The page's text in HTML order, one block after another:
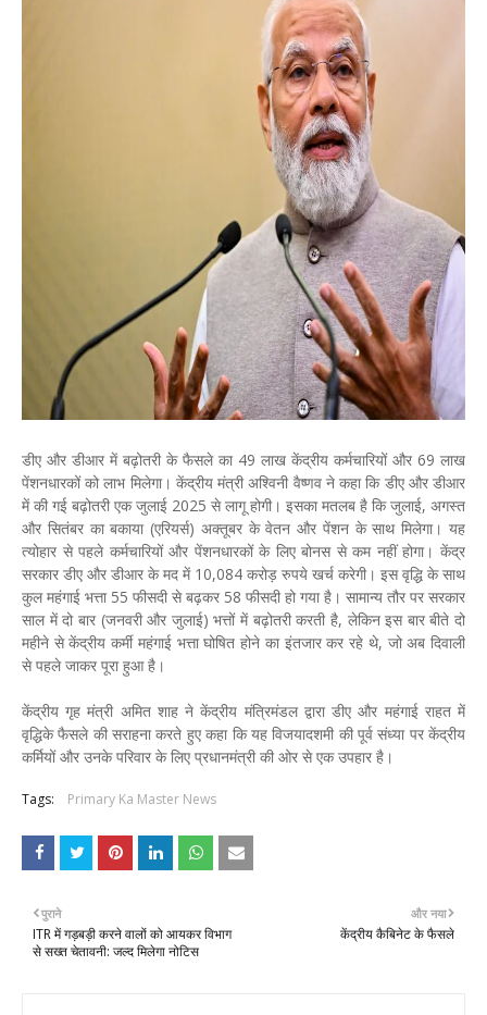
डीए और डीआर में बढ़ोतरी के फैसले का 49 लाख केंद्रीय कर्मचारियों और 69 लाख
पेंशनधारकों को लाभ मिलेगा। केंद्रीय मंत्री अश्विनी वैष्णव ने कहा कि डीए और डीआर
में की गई बढ़ोतरी एक जुलाई 2025 से लागू होगी। इसका मतलब है कि जुलाई, अगस्त
और सितंबर का बकाया (एरियर्स) अक्तूबर के वेतन और पेंशन के साथ मिलेगा। यह
त्योहार से पहले कर्मचारियों और पेंशनधारकों के लिए बोनस से कम नहीं होगा। केंद्र
सरकार डीए और डीआर के मद में 10,084 करोड़ रुपये खर्च करेगी। इस वृद्धि के साथ
कुल महंगाई भत्ता 55 फीसदी से बढ़कर 58 फीसदी हो गया है। सामान्य तौर पर सरकार
साल में दो बार (जनवरी और जुलाई) भत्तों में बढ़ोतरी करती है, लेकिन इस बार बीते दो
महीने से केंद्रीय कर्मी महंगाई भत्ता घोषित होने का इंतजार कर रहे थे, जो अब दिवाली
से पहले जाकर पूरा हुआ है।
केंद्रीय गृह मंत्री अमित शाह ने केंद्रीय मंत्रिमंडल द्वारा डीए और महंगाई राहत में
वृद्धिके फैसले की सराहना करते हुए कहा कि यह विजयादशमी की पूर्व संध्या पर केंद्रीय
कर्मियों और उनके परिवार के लिए प्रधानमंत्री की ओर से एक उपहार है।
Tags: Primary Ka Master News
और नया
केंद्रीय कैबिनेट के फैसले
पुराने
ITR में गड़बड़ी करने वालों को आयकर विभाग
से सख्त चेतावनी: जल्द मिलेगा नोटिस